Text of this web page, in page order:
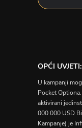
OPĆI UVJETI:
U kampanji
Pocket
aktivirani
000 000 USD
Kampanje) je